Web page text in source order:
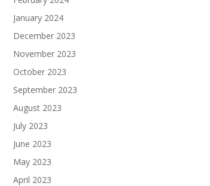
January 2024
December 2023
November 2023
October 2023
September 2023
August 2023
July 2023
June 2023
May 2023
April 2023